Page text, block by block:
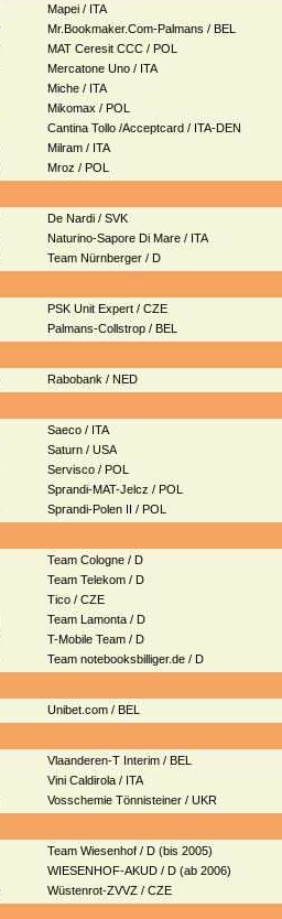
Mapei / ITA
Mr.Bookmaker.Com-Palmans / BEL
MAT Ceresit CCC / POL
Mercatone Uno / ITA
Miche / ITA
Mikomax / POL
Cantina Tollo /Acceptcard / ITA-DEN
Milram / ITA
Mroz / POL
De Nardi / SVK
Naturino-Sapore Di Mare / ITA
Team Nürnberger / D
PSK Unit Expert / CZE
Palmans-Collstrop / BEL
Rabobank / NED
Saeco / ITA
Saturn / USA
Servisco / POL
Sprandi-MAT-Jelcz / POL
Sprandi-Polen II / POL
Team Cologne / D
Team Telekom / D
Tico / CZE
Team Lamonta / D
T-Mobile Team / D
Team notebooksbilliger.de / D
Unibet.com / BEL
Vlaanderen-T Interim / BEL
Vini Caldirola / ITA
Vosschemie Tönnisteiner / UKR
Team Wiesenhof / D (bis 2005)
WIESENHOF-AKUD / D (ab 2006)
Wüstenrot-ZVVZ / CZE